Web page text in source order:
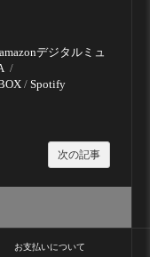
amazonデジタルミュ
/
/ Spotify
次の記事
お支払いについて